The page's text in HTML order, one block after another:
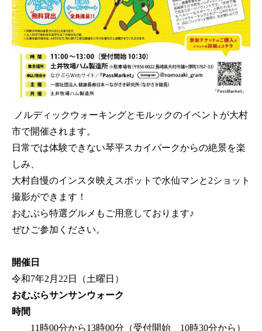
ノルディックウォーキングとモルックのイベントが大村
市で開催されます。
日常では体験できない琴平スカイパークからの絶景を楽
しみ、
大村自慢のインスタ映えスポットで水仙マンと2ショット
撮影ができます！
おむぶら特選グルメもご用意しております♪
ぜひご参加ください。
開催日
令和7年2月22日（土曜日）
おむぶらサンサンウォーク
時間
11時00分から13時00分（受付開始 10時30分から）